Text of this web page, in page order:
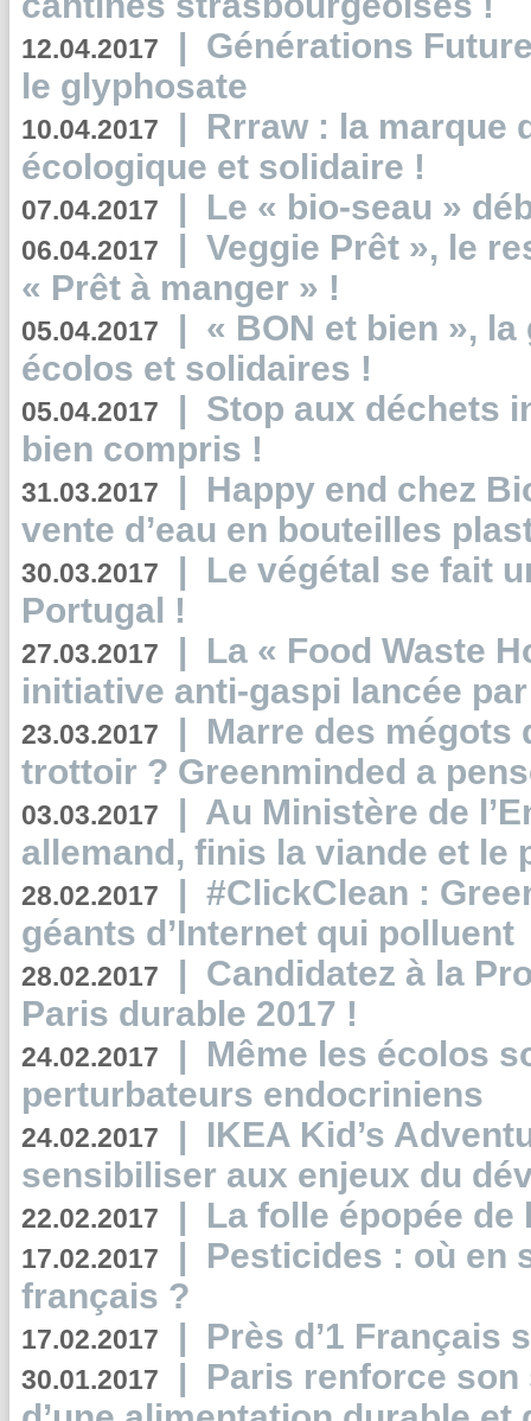
12.04.2017 | Générations
le glyphosate
10.04.2017 | Rrraw : la marque
écologique et solidaire !
07.04.2017 | Le « bio-seau »
06.04.2017 | Veggie Prêt », le
« Prêt à manger » !
05.04.2017 | « BON et bien »,
écolos et solidaires !
05.04.2017 | Stop aux déchets
bien compris !
31.03.2017 | Happy end chez
vente d’eau en bouteilles
30.03.2017 | Le végétal se fait
Portugal !
27.03.2017 | La « Food Waste
initiative anti-gaspi lancée
23.03.2017 | Marre des mégots
trottoir ? Greenminded a
03.03.2017 | Au Ministère de
allemand, finis la viande et le
28.02.2017 | #ClickClean :
géants d’Internet qui polluent
28.02.2017 | Candidatez à la
Paris durable 2017 !
24.02.2017 | Même les écolos
perturbateurs endocriniens
24.02.2017 | IKEA Kid’s
sensibiliser aux enjeux du
22.02.2017 | La folle épopée de
17.02.2017 | Pesticides : où en
français ?
17.02.2017 | Près d’1 Français
30.01.2017 | Paris renforce